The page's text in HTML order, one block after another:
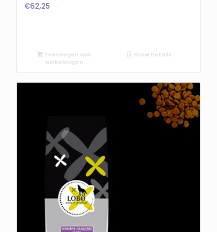
€62,25
Toevoegen aan
winkelwagen
Show Details